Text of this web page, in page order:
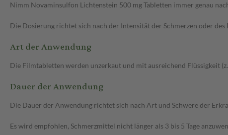
Nimm Novaminsulfon Lichtenstein 500 mg Tabletten immer genau
Die Dosierung richtet sich nach der Intensität der Schmerzen oder
Art der Anwendung
Die Filmtabletten werden unzerkaut und mit ausreichend Flüssigkeit
Dauer der Anwendung
Die Dauer der Anwendung richtet sich nach Art und Schwere der
Es wird empfohlen, Schmerzmittel nicht länger als 3 bis 5 Tage